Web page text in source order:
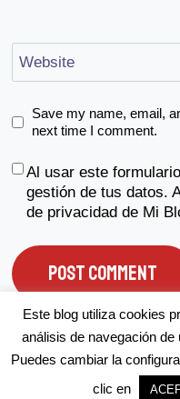
Website
Save my name, email,
next time I comment.
Al usar este
gestión de tus datos.
de privacidad de Mi
© 2026 Mi
Este blog utiliza cookies
análisis de navegación
Puedes cambiar la
clic en